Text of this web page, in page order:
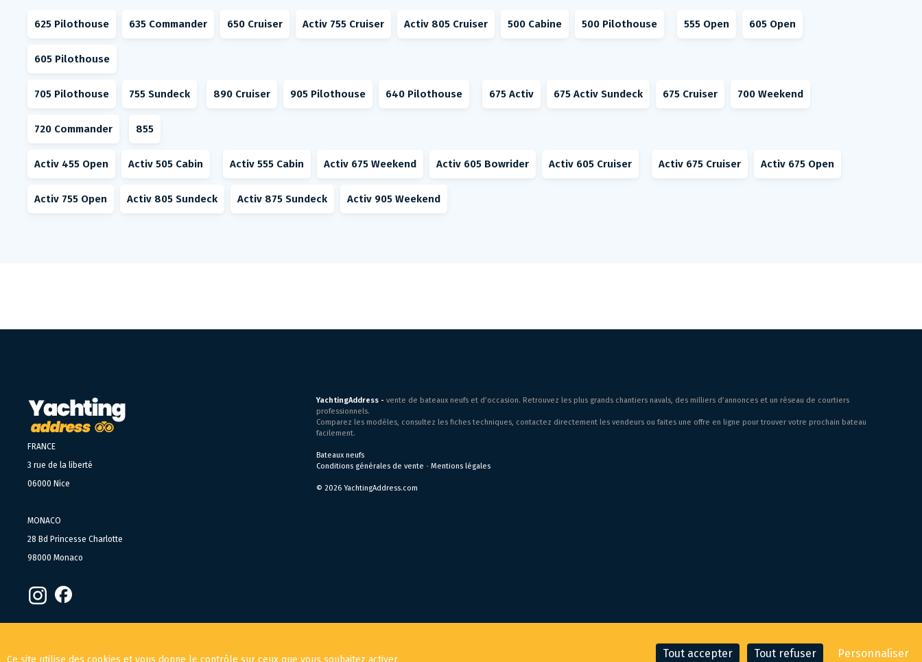
625 Pilothouse 635 Commander 650 Cruiser Activ 755 Cruiser Activ 805 Cruiser 500 Cabine 500 Pilothouse 555 Open 605 Open
605 Pilothouse
705 Pilothouse 755 Sundeck 890 Cruiser 905 Pilothouse 640 Pilothouse 675 Activ 675 Activ Sundeck 675 Cruiser 700 Weekend
720 Commander 855
Activ 455 Open Activ 505 Cabin Activ 555 Cabin Activ 675 Weekend Activ 605 Bowrider Activ 605 Cruiser Activ 675 Cruiser Activ 675 Open
Activ 755 Open Activ 805 Sundeck Activ 875 Sundeck Activ 905 Weekend
FRANCE
3 rue de la liberté
06000 Nice
MONACO
28 Bd Princesse Charlotte
98000 Monaco
YachtingAddress - vente de bateaux neufs et d’occasion. Retrouvez les plus grands chantiers navals, des milliers d’annonces et un réseau de courtiers
professionnels.
Comparez les modèles, consultez les fiches techniques, contactez directement les vendeurs ou faites une offre en ligne pour trouver votre prochain bateau
facilement.
Bateaux neufs
Conditions générales de vente -Mentions légales
© 2026 YachtingAddress.com
Ce site utilise des cookies et vous donne le contrôle sur ceux que vous souhaitez activer Tout accepter Tout refuser Personnaliser